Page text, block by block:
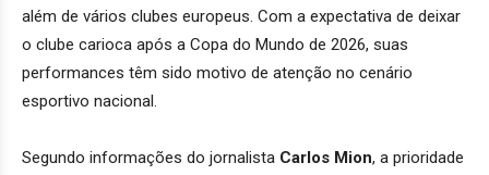
além de vários clubes europeus. Com a expectativa de deixar
o clube carioca após a Copa do Mundo de 2026, suas
performances têm sido motivo de atenção no cenário
esportivo nacional.
Segundo informações do jornalista Carlos Mion, a prioridade